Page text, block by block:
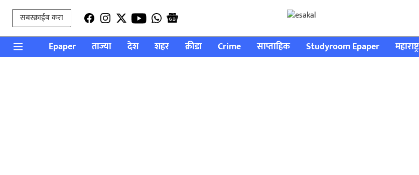
सबस्क्राईब करा
Epaper ताज्या देश शहर क्रीडा Crime साप्ताहिक Studyroom Epaper महाराष्ट्र